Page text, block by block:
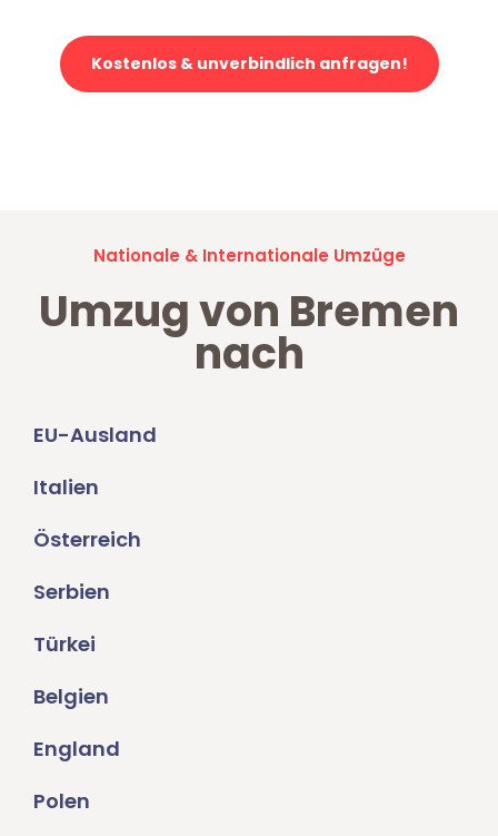
Kostenlos & unverbindlich anfragen!
Nationale & Internationale Umzüge
Umzug von Bremen
nach
EU-Ausland
Italien
Österreich
Serbien
Türkei
Belgien
England
Polen